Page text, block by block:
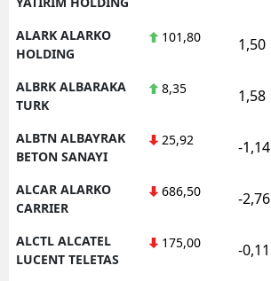
ALARK ALARKO
HOLDING
101,80 1,50
ALBRK ALBARAKA
TURK
8,35 1,58
ALBTN ALBAYRAK
BETON SANAYI
25,92 -1,14
ALCAR ALARKO
CARRIER
686,50 -2,76
ALCTL ALCATEL
LUCENT TELETAS
175,00 -0,11